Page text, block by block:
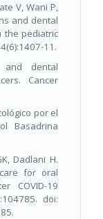
V, Wani P,
and dental
the pediatric
11.
and dental
Cancer
por el
Basadrina
Dadlani H.
for oral
COVID-19
doi: